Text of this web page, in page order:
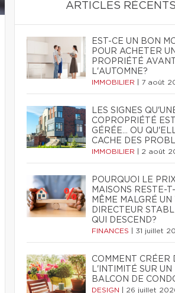
ARTICLES RÉCENTS
EST-CE UN BON
POUR ACHETER
PROPRIÉTÉ AVANT
L'AUTOMNE?
IMMOBILIER 7 août
LES SIGNES
COPROPRIÉTÉ
GÉRÉE… OU
CACHE DES
IMMOBILIER 2 août
POURQUOI LE
MAISONS RESTE-
MÊME MALGRÉ UN
DIRECTEUR
QUI DESCEND?
FINANCES 31 juillet
COMMENT CRÉER
L'INTIMITÉ SUR UN
BALCON DE
DESIGN 26 juillet